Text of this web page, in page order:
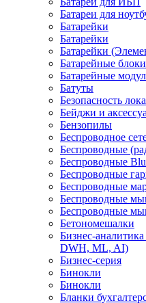
Батареи для
Батарейки
Батарейки
Батарейки
Батарейные блоки
Батарейные
Батуты
Безопасность
Бейджи и
Бензопилы
Беспроводное
Беспроводные
Беспроводные
Беспроводные
Беспроводные
Беспроводные
Беспроводные
Бетономешалки
Бизнес-
DWH, ML, AI)
Бизнес-серия
Бинокли
Бинокли
Бланки